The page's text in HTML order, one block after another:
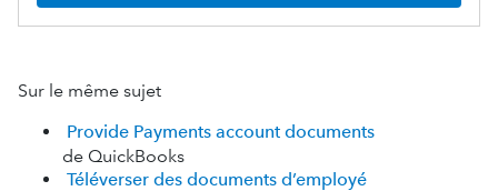
Sur le même sujet
Provide Payments account documents
de QuickBooks
Téléverser des documents d’employé